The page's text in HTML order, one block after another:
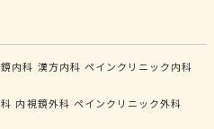
内科 漢方内科 ペインクリニック内科
内視鏡外科 ペインクリニック外科